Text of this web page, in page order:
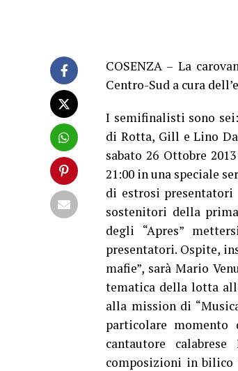
COSENZA – La
Centro-Sud a cura
I semifinalisti sono
di Rotta, Gill e Lino
sabato 26 Ottobre
21:00 in una speciale
di estrosi presentatori
sostenitori della
degli “Apres”
presentatori. Ospite,
mafie”, sarà Mario
tematica della lotta
alla mission di
particolare momento
cantautore
composizioni in bilico